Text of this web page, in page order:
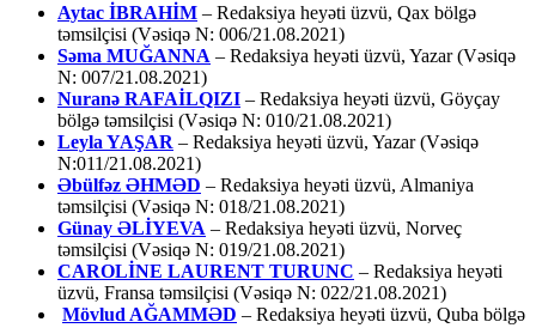
Aytac İBRAHİM – Redaksiya heyəti üzvü, Qax bölgə
təmsilçisi (Vəsiqə N: 006/21.08.2021)
Səma MUĞANNA – Redaksiya heyəti üzvü, Yazar (Vəsiqə
N: 007/21.08.2021)
Nuranə RAFAİLQIZI – Redaksiya heyəti üzvü, Göyçay
bölgə təmsilçisi (Vəsiqə N: 010/21.08.2021)
Leyla YAŞAR – Redaksiya heyəti üzvü, Yazar (Vəsiqə
N:011/21.08.2021)
Əbülfəz ƏHMƏD – Redaksiya heyəti üzvü, Almaniya
təmsilçisi (Vəsiqə N: 018/21.08.2021)
Günay ƏLİYEVA – Redaksiya heyəti üzvü, Norveç
təmsilçisi (Vəsiqə N: 019/21.08.2021)
CAROLİNE LAURENT TURUNC – Redaksiya heyəti
üzvü, Fransa təmsilçisi (Vəsiqə N: 022/21.08.2021)
Mövlud AĞAMMƏD – Redaksiya heyəti üzvü, Quba bölgə